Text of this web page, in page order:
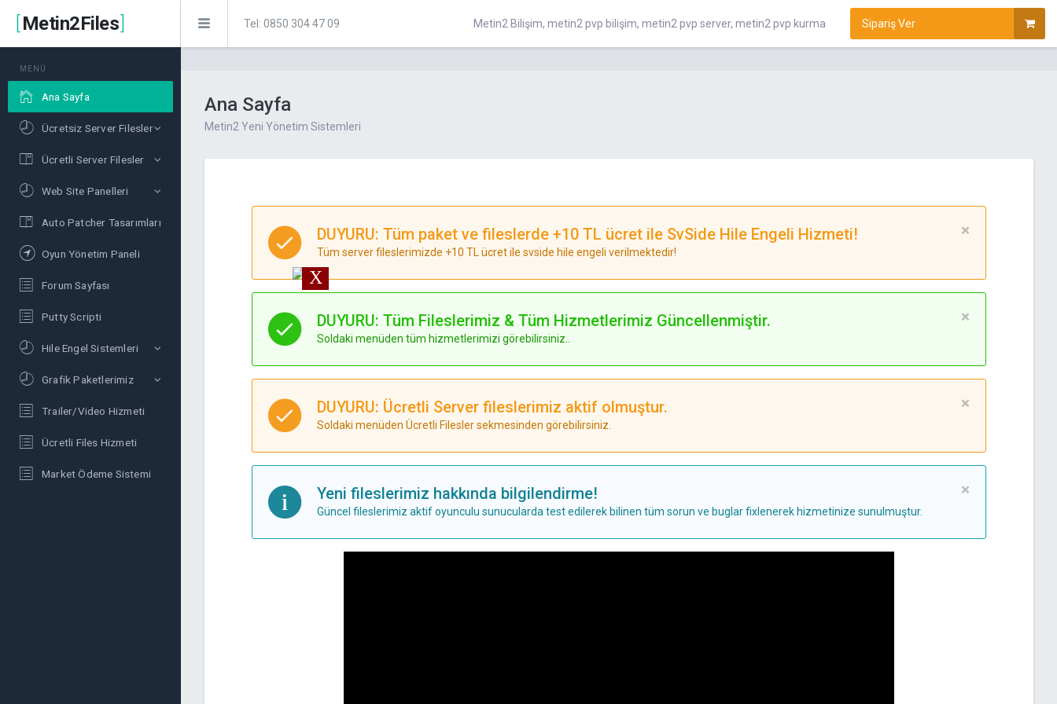
Metin2Files
MENÜ
Ana Sayfa
Ücretsiz Server Filesler
Ücretli Server Filesler
Web Site Panelleri
Auto Patcher Tasarımları
Oyun Yönetim Paneli
Forum Sayfası
Putty Scripti
Hile Engel Sistemleri
Grafik Paketlerimiz
Trailer/Video Hizmeti
Ücretli Files Hizmeti
Market Ödeme Sistemi
Metin2 Bilişim, metin2 pvp bilişim, metin2 pvp server, metin2 pvp kurma Sipariş Ver
Ana Sayfa
Metin2 Yeni Yönetim Sistemleri
×
DUYURU: Tüm paket ve fileslerde +10 TL ücret ile SvSide Hile Engeli Hizmeti!
Tüm server fileslerimizde +10 TL ücret ile svside hile engeli verilmektedir!
×
DUYURU: Tüm Fileslerimiz & Tüm Hizmetlerimiz Güncellenmiştir.
Soldaki menüden tüm hizmetlerimizi görebilirsiniz..
×
DUYURU: Ücretli Server fileslerimiz aktif olmuştur.
Soldaki menüden Ücretli Filesler sekmesinden görebilirsiniz.
×
Yeni fileslerimiz hakkında bilgilendirme!
Güncel fileslerimiz aktif oyunculu sunucularda test edilerek bilinen tüm sorun ve buglar fixlenerek hizmetinize sunulmuştur.
X